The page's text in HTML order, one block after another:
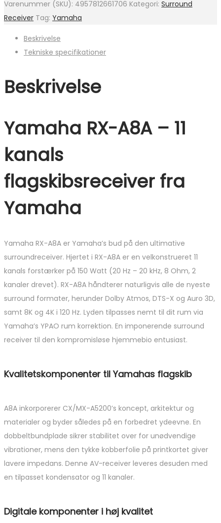
Varenummer (SKU): 4957812661706 Kategori: Surround
Receiver Tag: Yamaha
Beskrivelse
Tekniske specifikationer
Beskrivelse
Yamaha RX-A8A – 11
kanals
flagskibsreceiver fra
Yamaha
Yamaha RX-A8A er Yamaha’s bud på den ultimative
surroundreceiver. Hjertet i RX-A8A er en velkonstrueret 11
kanals forstærker på 150 Watt (20 Hz – 20 kHz, 8 Ohm, 2
kanaler drevet). RX-A8A håndterer naturligvis alle de nyeste
surround formater, herunder Dolby Atmos, DTS-X og Auro 3D,
samt 8K og 4K i 120 Hz. Lyden tilpasses nemt til dit rum via
Yamaha’s YPAO rum korrektion. En imponerende surround
receiver til den kompromisløse hjemmebio entusiast.
Kvalitetskomponenter til Yamahas flagskib
A8A inkorporerer CX/MX-A5200’s koncept, arkitektur og
materialer og byder således på en forbedret ydeevne. En
dobbeltbundplade sikrer stabilitet over for unødvendige
vibrationer, mens den tykke kobberfolie på printkortet giver
lavere impedans. Denne AV-receiver leveres desuden med
en tilpasset kondensator og 11 kanaler.
Digitale komponenter i høj kvalitet